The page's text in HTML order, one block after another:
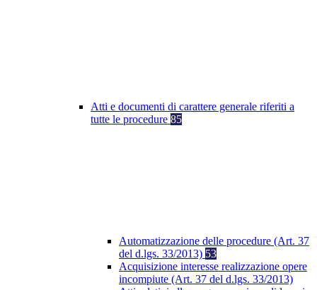
Atti e documenti di carattere generale riferiti a
tutte le procedure 85
Automatizzazione delle procedure (Art. 37
del d.lgs. 33/2013) 53
Acquisizione interesse realizzazione opere
incompiute (Art. 37 del d.lgs. 33/2013)